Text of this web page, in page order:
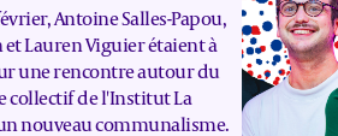
Antoine Salles-Papou,
Lauren Viguier étaient à
une rencontre autour du
collectif de l'Institut La
nouveau communalisme.